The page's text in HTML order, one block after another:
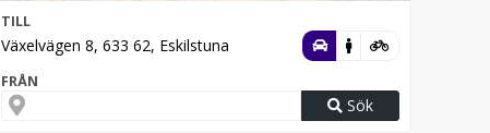
TILL
Växelvägen 8, 633 62, Eskilstuna
FRÅN
Sök